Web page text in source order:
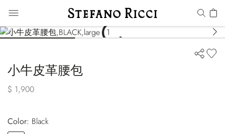
小牛皮革腰包
$ 1,900
Color:
black